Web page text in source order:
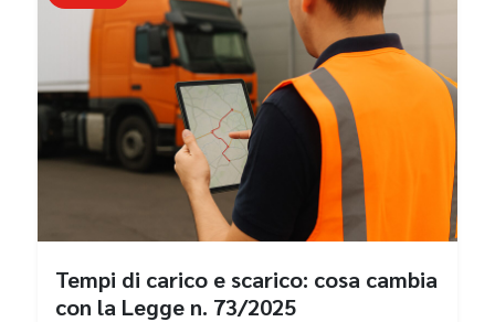
Tempi di carico e scarico: cosa cambia
con la Legge n. 73/2025